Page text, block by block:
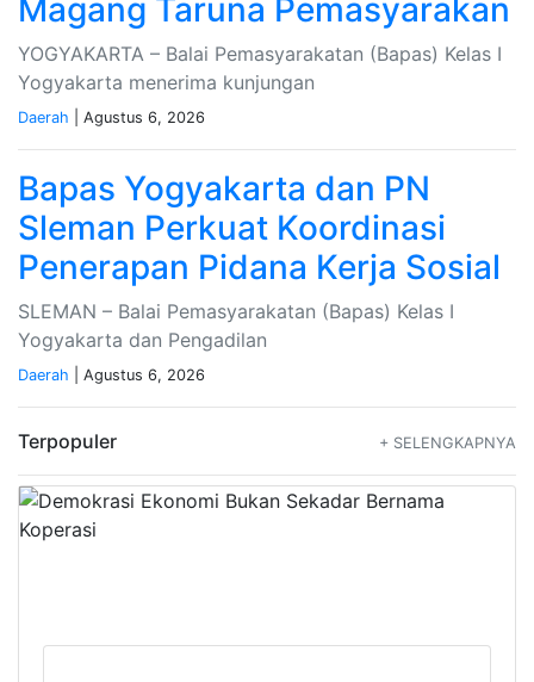
Magang Taruna Pemasyarakan
YOGYAKARTA – Balai Pemasyarakatan (Bapas) Kelas I
Yogyakarta menerima kunjungan
Daerah | Agustus 6, 2026
Bapas Yogyakarta dan PN
Sleman Perkuat Koordinasi
Penerapan Pidana Kerja Sosial
SLEMAN – Balai Pemasyarakatan (Bapas) Kelas I
Yogyakarta dan Pengadilan
Daerah | Agustus 6, 2026
Terpopuler + SELENGKAPNYA